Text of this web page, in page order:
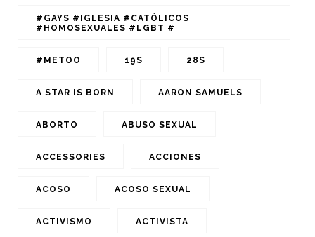
#GAYS #IGLESIA #CATÓLICOS
#HOMOSEXUALES #LGBT #
#METOO 19S 28S
A STAR IS BORN AARON SAMUELS
ABORTO ABUSO SEXUAL
ACCESSORIES ACCIONES
ACOSO ACOSO SEXUAL
ACTIVISMO ACTIVISTA